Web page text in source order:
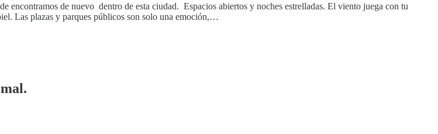
encontramos de nuevo dentro de esta ciudad. Espacios abiertos y noches estrelladas. El viento juega con tu
Las plazas y parques públicos son solo una emoción,…